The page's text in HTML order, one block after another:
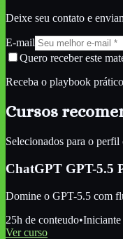
Deixe seu contato e
E-mail
Quero receber este
Receba o playbook
Cursos
Selecionados para o perfil
ChatGPT GPT-5.5
Domine o GPT-5.5 com
25h de conteudo•Iniciante
Ver curso